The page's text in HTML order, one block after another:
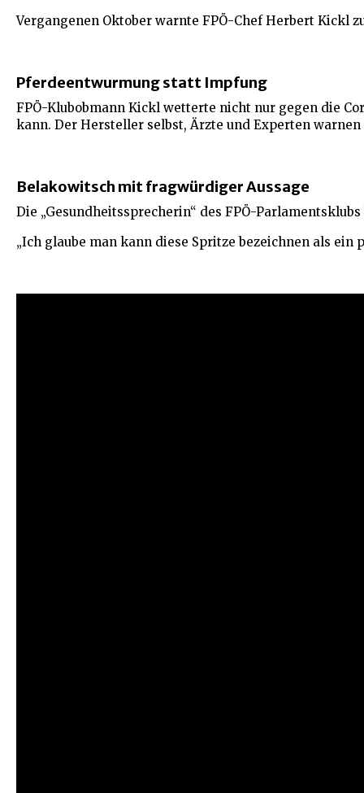
Vergangenen Oktober warnte FPÖ-Chef Herbert Kickl
Pferdeentwurmung statt Impfung
FPÖ-Klubobmann Kickl wetterte nicht nur gegen die
kann. Der Hersteller selbst, Ärzte und Experten
Belakowitsch mit fragwürdiger Aussage
Die „Gesundheitssprecherin“ des FPÖ-
„Ich glaube man kann diese Spritze bezeichnen als